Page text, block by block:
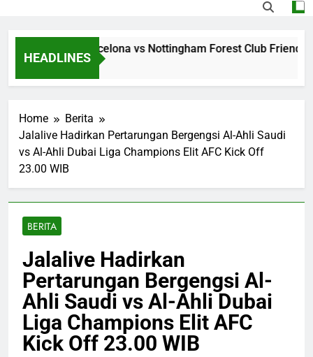
HEADLINES
Jalalive Barcelona vs Nottingham Forest Club Friendly
Home
Berita
Jalalive Hadirkan Pertarungan Bergengsi Al-Ahli Saudi
vs Al-Ahli Dubai Liga Champions Elit AFC Kick Off
23.00 WIB
BERITA
Jalalive Hadirkan
Pertarungan Bergengsi Al-
Ahli Saudi vs Al-Ahli Dubai
Liga Champions Elit AFC
Kick Off 23.00 WIB